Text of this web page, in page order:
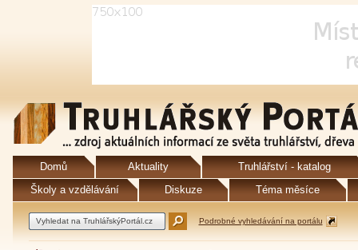
Domů Aktuality
Truhlářství - katalog
Školy a vzdělávání
Diskuze Téma měsíce
Podrobné vyhledávání na portálu